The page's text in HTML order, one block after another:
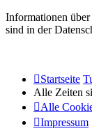
Informationen
sind in der
Startseite
Alle Zeiten
Alle
Impressum